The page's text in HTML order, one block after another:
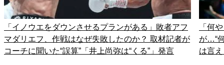
「イノウエをダウンさせるプランがある」敗者アフ
マダリエフ、作戦はなぜ失敗したのか？ 取材記者が
コーチに聞いた“誤算”「井上尚弥は“くる”」発言
「何
が…“
は言